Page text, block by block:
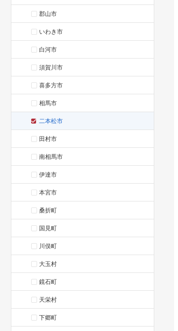
郡山市
いわき市
白河市
須賀川市
喜多方市
相馬市
二本松市
田村市
南相馬市
伊達市
本宮市
桑折町
国見町
川俣町
大玉村
鏡石町
天栄村
下郷町